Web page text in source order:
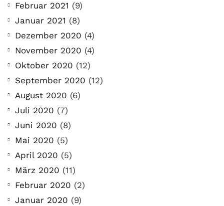
Februar 2021 (9)
Januar 2021 (8)
Dezember 2020 (4)
November 2020 (4)
Oktober 2020 (12)
September 2020 (12)
August 2020 (6)
Juli 2020 (7)
Juni 2020 (8)
Mai 2020 (5)
April 2020 (5)
März 2020 (11)
Februar 2020 (2)
Januar 2020 (9)